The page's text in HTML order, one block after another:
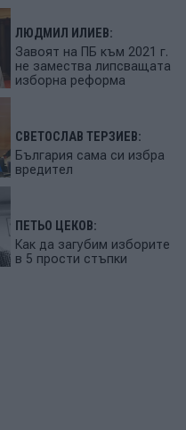
ЛЮДМИЛ ИЛИЕВ:
Завоят на ПБ към 2021 г.
не замества липсващата
изборна реформа
СВЕТОСЛАВ ТЕРЗИЕВ:
България сама си избра
вредител
ПЕТЬО ЦЕКОВ:
Как да загубим изборите
в 5 прости стъпки